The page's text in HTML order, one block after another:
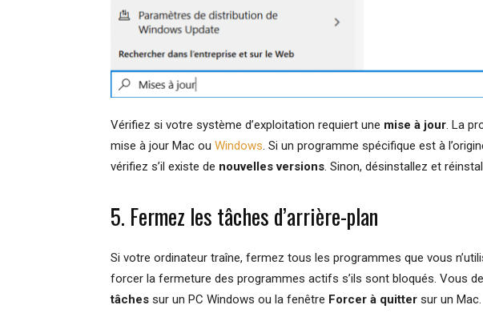
Vérifiez si votre système d’exploitation requiert une mise à jour . La
mise à jour Mac ou Windows . Si un programme spécifique est à
vérifiez s’il existe de nouvelles versions . Sinon, désinstallez et
5. Fermez les tâches d’arrière-plan
Si votre ordinateur traîne, fermez tous les programmes que vous
forcer la fermeture des programmes actifs s’ils sont bloqués. Vous
tâches sur un PC Windows ou la fenêtre Forcer à quitter sur un Mac.